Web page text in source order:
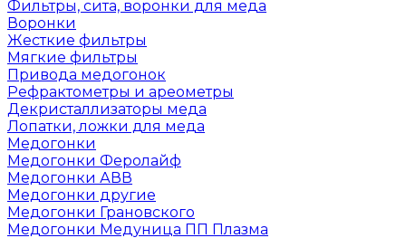
Фильтры, сита, воронки для меда
Воронки
Жесткие фильтры
Мягкие фильтры
Привода медогонок
Рефрактометры и ареометры
Декристаллизаторы меда
Лопатки, ложки для меда
Медогонки
Медогонки Феролайф
Медогонки АВВ
Медогонки другие
Медогонки Грановского
Медогонки Медуница ПП Плазма